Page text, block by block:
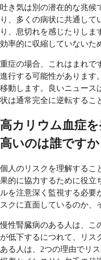
吐き気は別の潜在的な兆候
り、多くの病状に共通して
り、息切れを感じたりしま
効率的に収縮していないた
重症の場合、これはまれで
進行する可能性があります
移動します。良いニュース
状は通常完全に逆転するこ
高カリウム血症
高いのは誰ですか
個人のリスクを理解するこ
果的に協力するために役立
ルを注意深く監視する必要
スクに直面しているのか、
慢性腎臓病のある人は、こ
が低下するにつれて、リス
ある人は、2つの理由でリ